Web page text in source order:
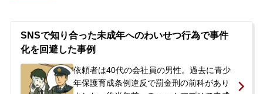
らず、今後の見通しについて相談するため
当事務所に来所されました。
SNSで知り合った未成年へのわいせつ行為で事件
化を回避した事例
依頼者は40代の会社員の男性。過去に青少
年保護育成条例違反で罰金刑の前科があり